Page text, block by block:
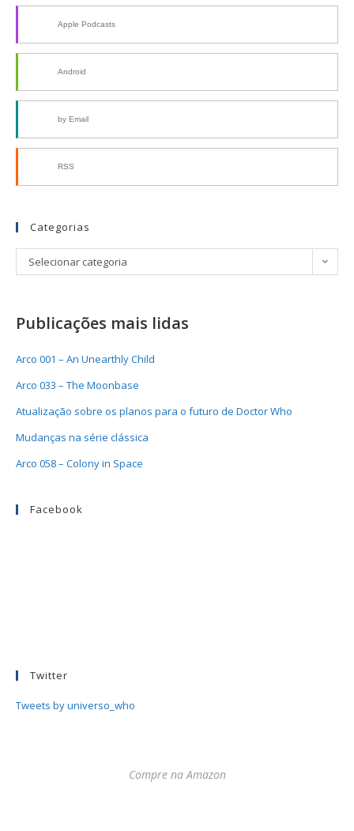
Apple Podcasts
Android
by Email
RSS
Categorias
Selecionar categoria
Publicações mais lidas
Arco 001 – An Unearthly Child
Arco 033 – The Moonbase
Atualização sobre os planos para o futuro de Doctor Who
Mudanças na série clássica
Arco 058 – Colony in Space
Facebook
Twitter
Tweets by universo_who
Compre na Amazon